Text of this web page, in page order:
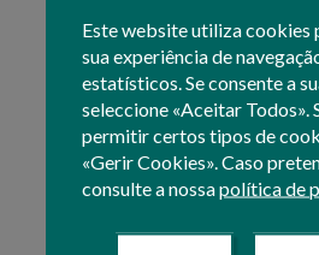
Este website utiliza cookies
sua experiência de
estatísticos. Se consente a
seleccione «Aceitar Todos».
permitir certos tipos de
«Gerir Cookies». Caso
consulte a nossapolítica de
Para esse efeito,entre 1 de
dezembro do ano anteriorà
Único (PU), têm de manifestar o
apoios nesse âmbito, indicando o
detidos para efeitos de